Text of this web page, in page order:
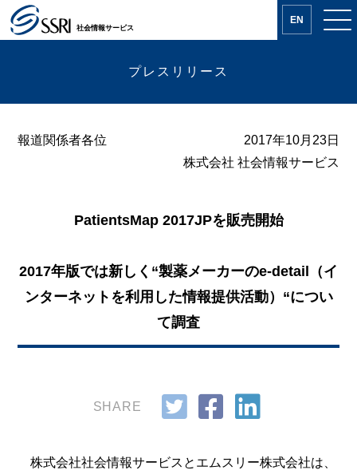
社会情報サービス
EN
プレスリリース
報道関係者各位
2017年10月23日
株式会社 社会情報サービス
PatientsMap 2017JPを販売開始
2017年版では新しく“製薬メーカーのe-detail（イ
ンターネットを利用した情報提供活動）“につい
て調査
SHARE
株式会社社会情報サービスとエムスリー株式会社は、